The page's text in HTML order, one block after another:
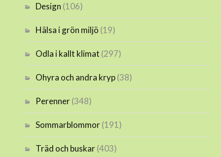
Design (106)
Hälsa i grön miljö (19)
Odla i kallt klimat (297)
Ohyra och andra kryp(38)
Perenner(348)
Sommarblommor(191)
Träd och buskar(403)